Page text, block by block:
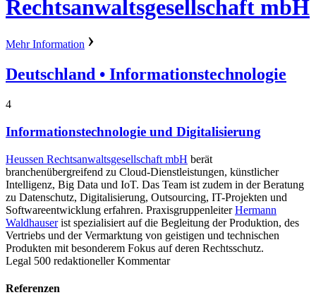
Rechtsanwaltsgesellschaft mbH
Mehr Information
Deutschland • Informationstechnologie
4
Informationstechnologie und Digitalisierung
Heussen Rechtsanwaltsgesellschaft mbH berät
branchenübergreifend zu Cloud-Dienstleistungen, künstlicher
Intelligenz, Big Data und IoT. Das Team ist zudem in der Beratung
zu Datenschutz, Digitalisierung, Outsourcing, IT-Projekten und
Softwareentwicklung erfahren. PraxisgruppenleiterHermann
Waldhauserist spezialisiert auf die Begleitung der Produktion, des
Vertriebs und der Vermarktung von geistigen und technischen
Produkten mit besonderem Fokus auf deren Rechtsschutz.
Legal 500 redaktioneller Kommentar
Referenzen